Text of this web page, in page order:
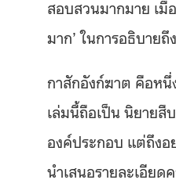
สอบสวนมากมาย เมื่
มาก’ ในการอธิบาย
กาสักอังก์ฆาต คือหนึ่
เล่มนี้ถือเป็น นิยายสื
องค์ประกอบ แต่ถึงอ
นำเสนอรายละเอีย